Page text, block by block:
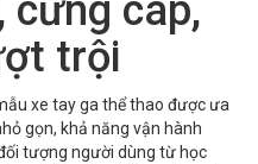
cứng cáp,
trội
xe tay ga thể thao được ưa
gọn, khả năng vận hành
tượng người dùng từ học